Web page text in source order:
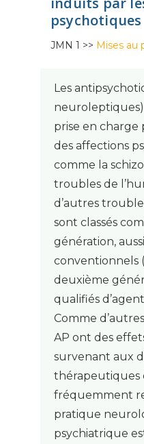
psychotiques
JMN 1 >> Mises au
Les
neuroleptiques)
prise en
des affections
comme la
troubles de
d’autres
sont classés
génération,
conventionnels
deuxième
qualifiés
Comme
AP ont des
survenant aux
thérapeutiques
fréquemment
pratique
psychiatrique